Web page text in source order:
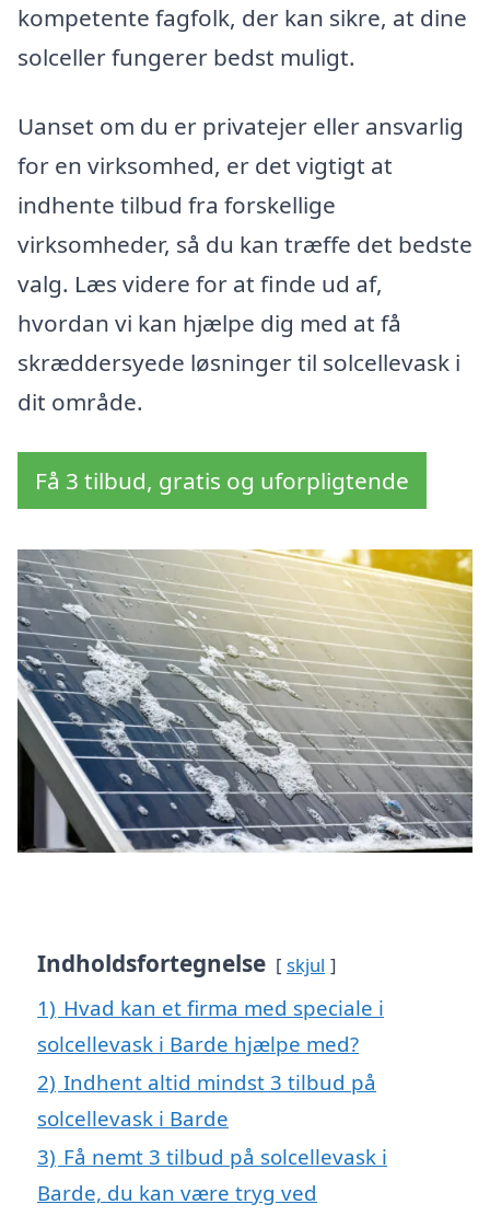
kompetente fagfolk, der kan sikre, at dine
solceller fungerer bedst muligt.
Uanset om du er privatejer eller ansvarlig
for en virksomhed, er det vigtigt at
indhente tilbud fra forskellige
virksomheder, så du kan træffe det bedste
valg. Læs videre for at finde ud af,
hvordan vi kan hjælpe dig med at få
skræddersyede løsninger til solcellevask i
dit område.
Få 3 tilbud, gratis og uforpligtende
Indholdsfortegnelse skjul
1) Hvad kan et firma med speciale i
solcellevask i Barde hjælpe med?
2) Indhent altid mindst 3 tilbud på
solcellevask i Barde
3) Få nemt 3 tilbud på solcellevask i
Barde, du kan være tryg ved